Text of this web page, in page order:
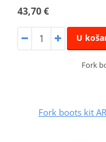
43,70 €
U
Fork
Fork boots kit